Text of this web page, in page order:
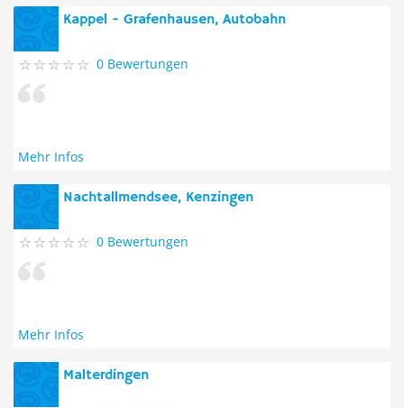
Kappel - Grafenhausen, Autobahn
0 Bewertungen
Mehr Infos
Nachtallmendsee, Kenzingen
0 Bewertungen
Mehr Infos
Malterdingen